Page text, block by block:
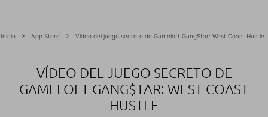
Inicio App Store Vídeo del juego secreto de Gameloft Gang$tar: West Coast Hustle
VÍDEO DEL JUEGO SECRETO DE
GAMELOFT GANG$TAR: WEST COAST
HUSTLE